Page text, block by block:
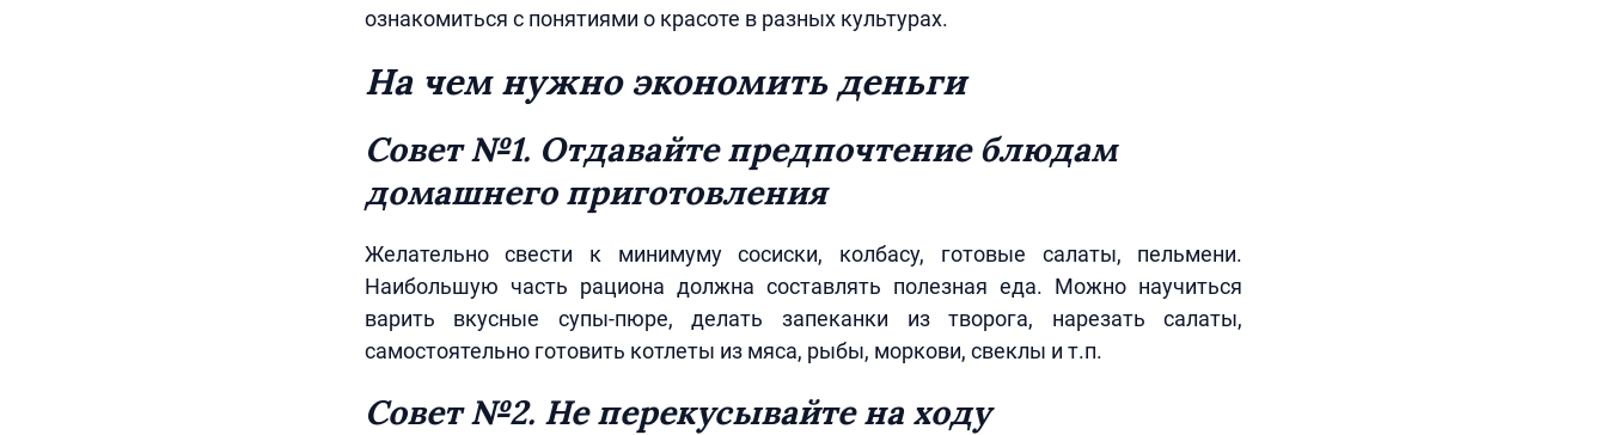
ознакомиться с понятиями о красоте в разных культурах.
На чем нужно экономить деньги
Совет №1. Отдавайте предпочтение блюдам
домашнего приготовления
Желательно свести к минимуму сосиски, колбасу, готовые салаты, пельмени.
Наибольшую часть рациона должна составлять полезная еда. Можно научиться
варить вкусные супы-пюре, делать запеканки из творога, нарезать салаты,
самостоятельно готовить котлеты из мяса, рыбы, моркови, свеклы и т.п.
Совет №2. Не перекусывайте на ходу